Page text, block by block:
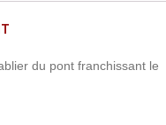
du pont franchissant le